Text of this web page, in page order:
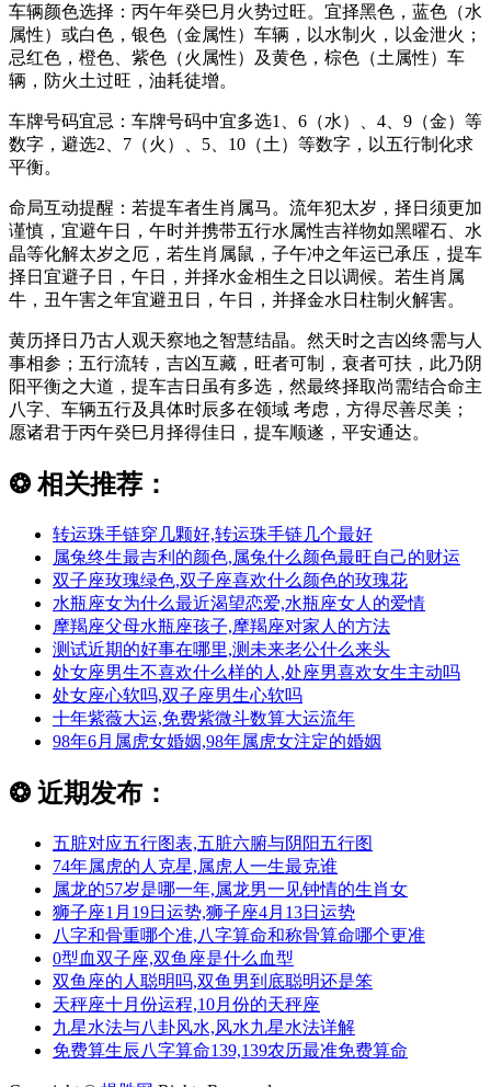
车辆颜色选择：丙午年癸巳月火势过旺。宜择黑色，蓝色（水
属性）或白色，银色（金属性）车辆，以水制火，以金泄火；
忌红色，橙色、紫色（火属性）及黄色，棕色（土属性）车
辆，防火土过旺，油耗徒增。
车牌号码宜忌：车牌号码中宜多选1、6（水）、4、9（金）等
数字，避选2、7（火）、5、10（土）等数字，以五行制化求
平衡。
命局互动提醒：若提车者生肖属马。流年犯太岁，择日须更加
谨慎，宜避午日，午时并携带五行水属性吉祥物如黑曜石、水
晶等化解太岁之厄，若生肖属鼠，子午冲之年运已承压，提车
择日宜避子日，午日，并择水金相生之日以调候。若生肖属
牛，丑午害之年宜避丑日，午日，并择金水日柱制火解害。
黄历择日乃古人观天察地之智慧结晶。然天时之吉凶终需与人
事相参；五行流转，吉凶互藏，旺者可制，衰者可扶，此乃阴
阳平衡之大道，提车吉日虽有多选，然最终择取尚需结合命主
八字、车辆五行及具体时辰多在领域 考虑，方得尽善尽美；
愿诸君于丙午癸巳月择得佳日，提车顺遂，平安通达。
❂ 相关推荐：
转运珠手链穿几颗好,转运珠手链几个最好
属兔终生最吉利的颜色,属兔什么颜色最旺自己的财运
双子座玫瑰绿色,双子座喜欢什么颜色的玫瑰花
水瓶座女为什么最近渴望恋爱,水瓶座女人的爱情
摩羯座父母水瓶座孩子,摩羯座对家人的方法
测试近期的好事在哪里,测未来老公什么来头
处女座男生不喜欢什么样的人,处座男喜欢女生主动吗
处女座心软吗,双子座男生心软吗
十年紫薇大运,免费紫微斗数算大运流年
98年6月属虎女婚姻,98年属虎女注定的婚姻
❂ 近期发布：
五脏对应五行图表,五脏六腑与阴阳五行图
74年属虎的人克星,属虎人一生最克谁
属龙的57岁是哪一年,属龙男一见钟情的生肖女
狮子座1月19日运势,狮子座4月13日运势
八字和骨重哪个准,八字算命和称骨算命哪个更准
0型血双子座,双鱼座是什么血型
双鱼座的人聪明吗,双鱼男到底聪明还是笨
天秤座十月份运程,10月份的天秤座
九星水法与八卦风水,风水九星水法详解
免费算生辰八字算命139,139农历最准免费算命